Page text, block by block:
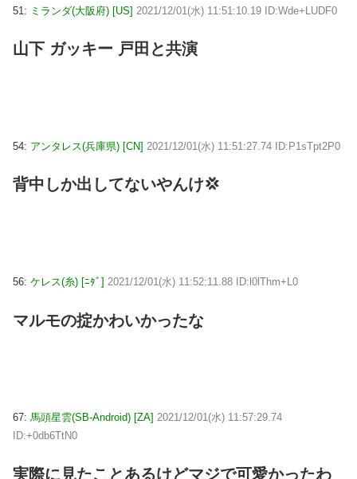
51: ミランダ(大阪府) [US] 2021/12/01(水) 11:51:10.19 ID:Wde+LUDF0
山下 ガッキー 戸田と共演
54: アンタレス(兵庫県) [CN] 2021/12/01(水) 11:51:27.74 ID:P1sTpt2P0
背中しか出してないやんけ💢
56: ケレス(糸) [ﾆﾀﾞ] 2021/12/01(水) 11:52:11.88 ID:l0lThm+L0
マルモの掟かわいかったな
67: 馬頭星雲(SB-Android) [ZA] 2021/12/01(水) 11:57:29.74
ID:+0db6TtN0
実際に見たことあるけどマジで可愛かったわ